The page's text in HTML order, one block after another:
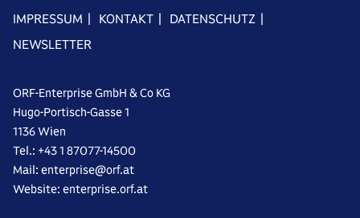
IMPRESSUM | KONTAKT | DATENSCHUTZ |
NEWSLETTER
ORF-Enterprise GmbH & Co KG
Hugo-Portisch-Gasse 1
1136 Wien
Tel.: +43 1 87077-14500
Mail: enterprise@orf.at
Website: enterprise.orf.at